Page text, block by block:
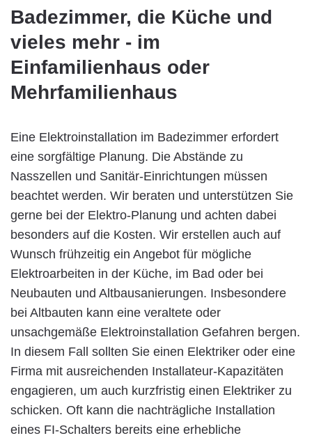
Badezimmer, die Küche und
vieles mehr - im
Einfamilienhaus oder
Mehrfamilienhaus
Eine Elektroinstallation im Badezimmer erfordert
eine sorgfältige Planung. Die Abstände zu
Nasszellen und Sanitär-Einrichtungen müssen
beachtet werden. Wir beraten und unterstützen Sie
gerne bei der Elektro-Planung und achten dabei
besonders auf die Kosten. Wir erstellen auch auf
Wunsch frühzeitig ein Angebot für mögliche
Elektroarbeiten in der Küche, im Bad oder bei
Neubauten und Altbausanierungen. Insbesondere
bei Altbauten kann eine veraltete oder
unsachgemäße Elektroinstallation Gefahren bergen.
In diesem Fall sollten Sie einen Elektriker oder eine
Firma mit ausreichenden Installateur-Kapazitäten
engagieren, um auch kurzfristig einen Elektriker zu
schicken. Oft kann die nachträgliche Installation
eines FI-Schalters bereits eine erhebliche